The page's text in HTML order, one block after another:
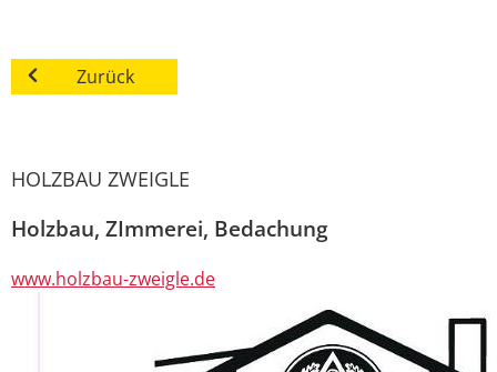
Zurück
HOLZBAU ZWEIGLE
Holzbau, ZImmerei, Bedachung
www.holzbau-zweigle.de